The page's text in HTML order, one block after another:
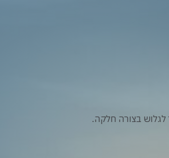
בצורה חלקה.